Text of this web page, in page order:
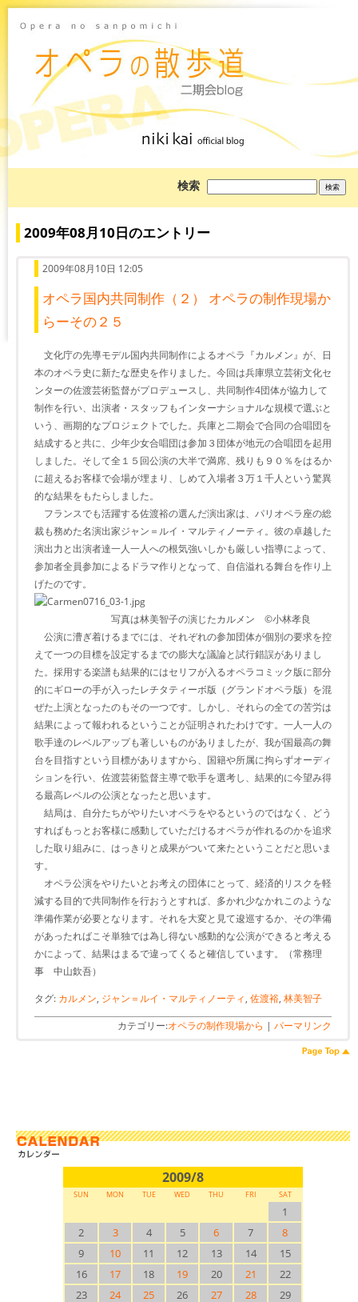
検索
を
索:
2009年08月10日のエントリー
2009年08月10日 12:05
オペラ国内共同制作（２） オペラの制作現場か
らーその２５
文化庁の先導モデル国内共同制作によるオペラ『カルメン』が、日
本のオペラ史に新たな歴史を作りました。今回は兵庫県立芸術文化セ
ンターの佐渡芸術監督がプロデュースし、共同制作4団体が協力して
制作を行い、出演者・スタッフもインターナショナルな規模で選ぶと
いう、画期的なプロジェクトでした。兵庫と二期会で合同の合唱団を
結成すると共に、少年少女合唱団は参加３団体が地元の合唱団を起用
しました。そして全１５回公演の大半で満席、残りも９０％をはるか
に超えるお客様で会場が埋まり、しめて入場者３万１千人という驚異
的な結果をもたらしました。
フランスでも活躍する佐渡裕の選んだ演出家は、パリオペラ座の総
裁も務めた名演出家ジャン＝ルイ・マルティノーティ。彼の卓越した
演出力と出演者達一人一人への根気強いしかも厳しい指導によって、
参加者全員参加によるドラマ作りとなって、自信溢れる舞台を作り上
げたのです。
写真は林美智子の演じたカルメン ©小林孝良
公演に漕ぎ着けるまでには、それぞれの参加団体が個別の要求を控
えて一つの目標を設定するまでの膨大な議論と試行錯誤がありまし
た。採用する楽譜も結果的にはセリフが入るオペラコミック版に部分
的にギローの手が入ったレチタティーボ版（グランドオペラ版）を混
ぜた上演となったのもその一つです。しかし、それらの全ての苦労は
結果によって報われるということが証明されたわけです。一人一人の
歌手達のレベルアップも著しいものがありましたが、我が国最高の舞
台を目指すという目標がありますから、国籍や所属に拘らずオーディ
ションを行い、佐渡芸術監督主導で歌手を選考し、結果的に今望み得
る最高レベルの公演となったと思います。
結局は、自分たちがやりたいオペラをやるというのではなく、どう
すればもっとお客様に感動していただけるオペラが作れるのかを追求
した取り組みに、はっきりと成果がついて来たということだと思いま
す。
オペラ公演をやりたいとお考えの団体にとって、経済的リスクを軽
減する目的で共同制作を行おうとすれば、多かれ少なかれこのような
準備作業が必要となります。それを大変と見て逡巡するか、その準備
があったればこそ単独では為し得ない感動的な公演ができると考える
かによって、結果はまるで違ってくると確信しています。（常務理
事 中山欽吾）
タグ: カルメン, ジャン＝ルイ・マルティノーティ, 佐渡裕, 林美智子
カテゴリー:オペラの制作現場から | パーマリンク
2009/8
SUN MON TUE WED THU FRI SAT
1
2
3 4 5 6 7
8
9
10 11 12 13 14
15
16
17 18 19 20 21
22
23
24 25 26 27 28
29